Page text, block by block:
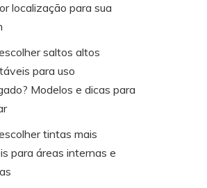
localização para sua
saltos altos
para uso
Modelos e dicas para
tintas mais
para áreas internas e